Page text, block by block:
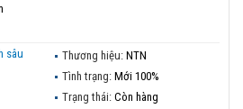
sâu
Thương hiệu: NTN
Tình trạng: Mới 100%
Trạng thái: Còn hàng